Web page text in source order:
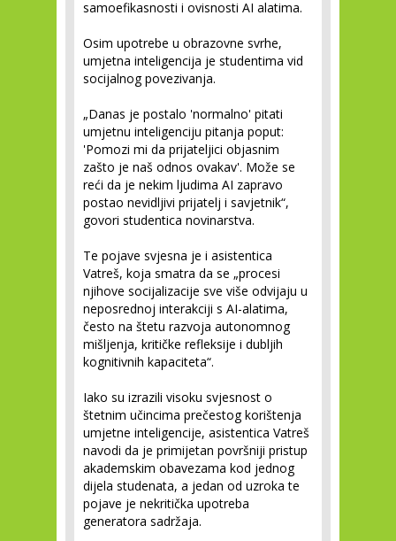
samoefikasnosti i ovisnosti AI alatima.
Osim upotrebe u obrazovne svrhe,
umjetna inteligencija je studentima vid
socijalnog povezivanja.
„Danas je postalo 'normalno' pitati
umjetnu inteligenciju pitanja poput:
'Pomozi mi da prijateljici objasnim
zašto je naš odnos ovakav'. Može se
reći da je nekim ljudima AI zapravo
postao nevidljivi prijatelj i savjetnik“,
govori studentica novinarstva.
Te pojave svjesna je i asistentica
Vatreš, koja smatra da se „procesi
njihove socijalizacije sve više odvijaju u
neposrednoj interakciji s AI-alatima,
često na štetu razvoja autonomnog
mišljenja, kritičke refleksije i dubljih
kognitivnih kapaciteta“.
Iako su izrazili visoku svjesnost o
štetnim učincima prečestog korištenja
umjetne inteligencije, asistentica Vatreš
navodi da je primijetan površniji pristup
akademskim obavezama kod jednog
dijela studenata, a jedan od uzroka te
pojave je nekritička upotreba
generatora sadržaja.